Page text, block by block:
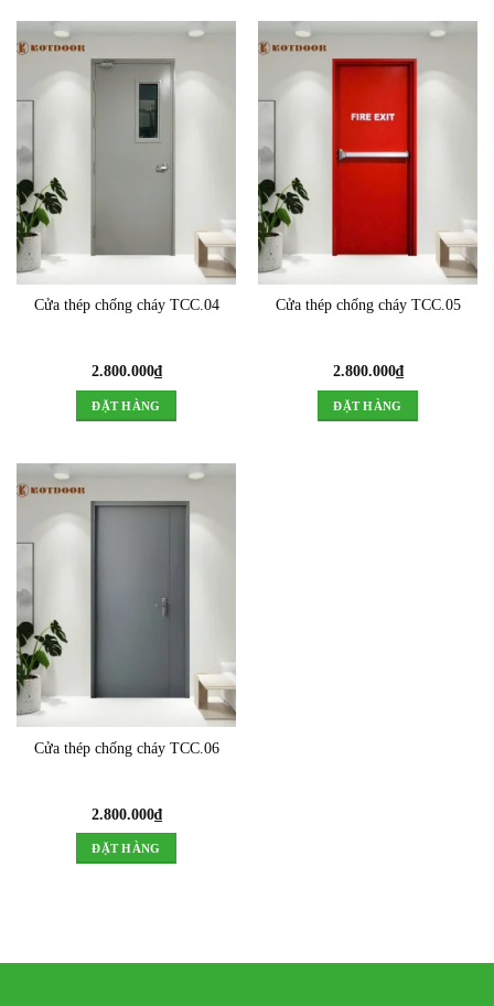
Cửa thép chống cháy TCC.04
2.800.000₫
ĐẶT HÀNG
Cửa thép chống cháy TCC.05
2.800.000₫
ĐẶT HÀNG
Cửa thép chống cháy TCC.06
2.800.000₫
ĐẶT HÀNG